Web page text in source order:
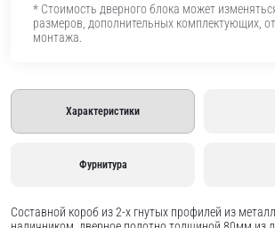
* Стоимость дверного блока может
размеров, дополнительных комплектующих,
монтажа.
Характеристики
Фурнитура
Составной короб из 2-х гнутых профилей из